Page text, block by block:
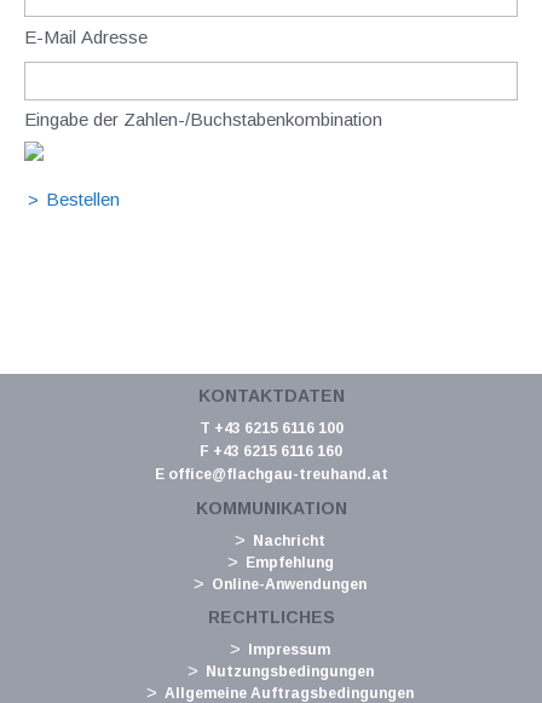
E-Mail Adresse
Eingabe der Zahlen-/Buchstabenkombination
KONTAKTDATEN
T +43 6215 6116 100
F +43 6215 6116 160
E office@flachgau-treuhand.at
KOMMUNIKATION
Nachricht
Empfehlung
Online-Anwendungen
RECHTLICHES
Impressum
Nutzungsbedingungen
Allgemeine Auftragsbedingungen